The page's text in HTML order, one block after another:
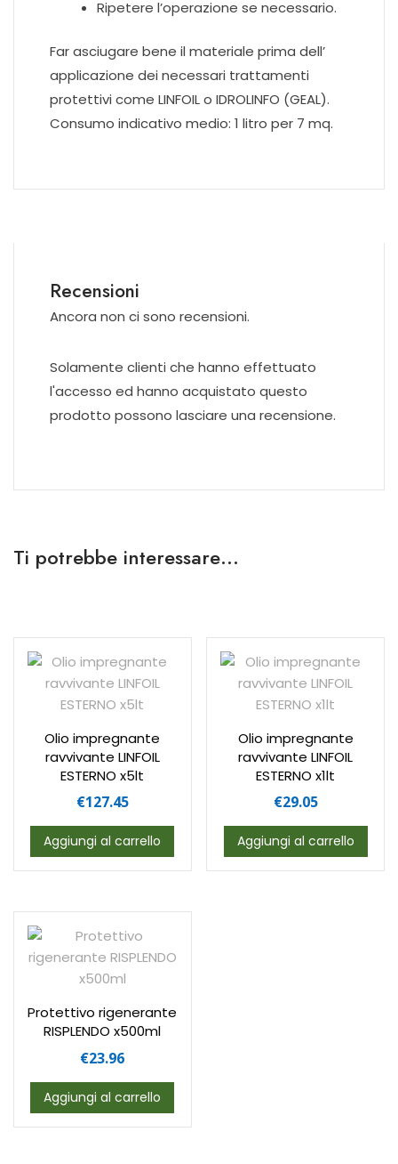
Ripetere l’operazione se necessario.
Far asciugare bene il materiale prima dell’
applicazione dei necessari trattamenti
protettivi come LINFOIL o IDROLINFO (GEAL).
Consumo indicativo medio: 1 litro per 7 mq.
Recensioni
Ancora non ci sono recensioni.
Solamente clienti che hanno effettuato
l'accesso ed hanno acquistato questo
prodotto possono lasciare una recensione.
Ti potrebbe interessare…
Olio impregnante
ravvivante LINFOIL
ESTERNO x5lt
€127.45
Aggiungi al carrello
Olio impregnante
ravvivante LINFOIL
ESTERNO x1lt
€29.05
Aggiungi al carrello
Protettivo rigenerante
RISPLENDO x500ml
€23.96
Aggiungi al carrello